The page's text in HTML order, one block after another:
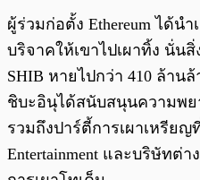
ผู้ร่วมก่อตั้ง Ethereum ได้น
บริจาคให้เขาไปเผาทิ้ง นั่น
SHIB หายไปกว่า 410 ล้า
ชิบะอินุได้สนับสนุนความพย
รวมถึงปาร์ตี้การเผาเหรียญ
Entertainment และบริษัทต่